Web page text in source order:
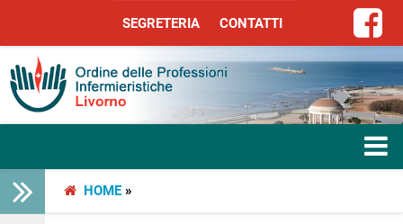
SEGRETERIA CONTATTI
SEGRETERIA CONTATTI
HOME HOME»